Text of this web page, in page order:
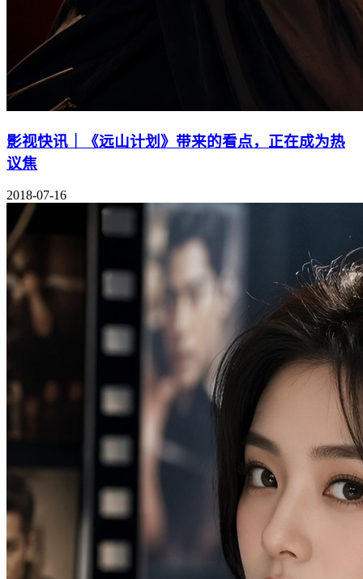
影视快讯｜《远山计划》带来的看点，正在成为热
议焦
2018-07-16